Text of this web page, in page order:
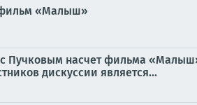
фильм «Малыш»
Пучковым насчет фильма
дискуссии является...